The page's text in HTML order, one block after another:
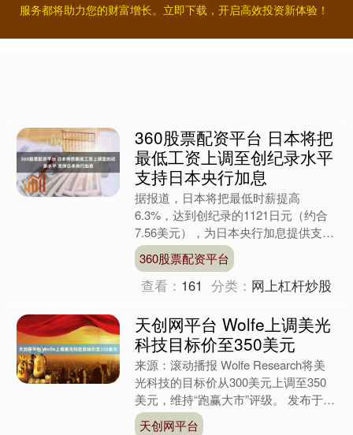
服务都将助力您的财富增长。立即下载，开启高效投资新体验！
360股票配资平台 日本将把
最低工资上调至创纪录水平
支持日本央行加息
据报道，日本将把最低时薪提高
6.3%，达到创纪录的1121日元（约合
7.56美元），为日本央行加息提供支
持。 举报 第一财经广告合作，请点击
这里此内容为第一财经....
360股票配资平台
查看： 161 分类： 网上杠杆炒股
天创网平台 Wolfe上调美光
科技目标价至350美元
来源：滚动播报 Wolfe Research将美
光科技的目标价从300美元上调至350
美元，维持“跑赢大市”评级。 发布于：
北京市....
天创网平台